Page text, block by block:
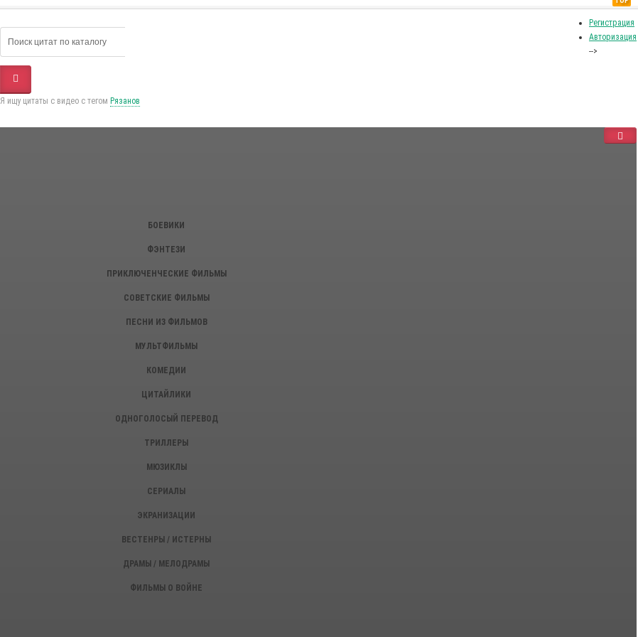
Регистрация
Авторизация
-->
Я ищу цитаты с видео с тегом Рязанов
БОЕВИКИ
ФЭНТЕЗИ
ПРИКЛЮЧЕНЧЕСКИЕ ФИЛЬМЫ
СОВЕТСКИЕ ФИЛЬМЫ
ПЕСНИ ИЗ ФИЛЬМОВ
МУЛЬТФИЛЬМЫ
КОМЕДИИ
ЦИТАЙЛИКИ
ОДНОГОЛОСЫЙ ПЕРЕВОД
ТРИЛЛЕРЫ
МЮЗИКЛЫ
СЕРИАЛЫ
ЭКРАНИЗАЦИИ
ВЕСТЕНРЫ / ИСТЕРНЫ
ДРАМЫ / МЕЛОДРАМЫ
ФИЛЬМЫ О ВОЙНЕ